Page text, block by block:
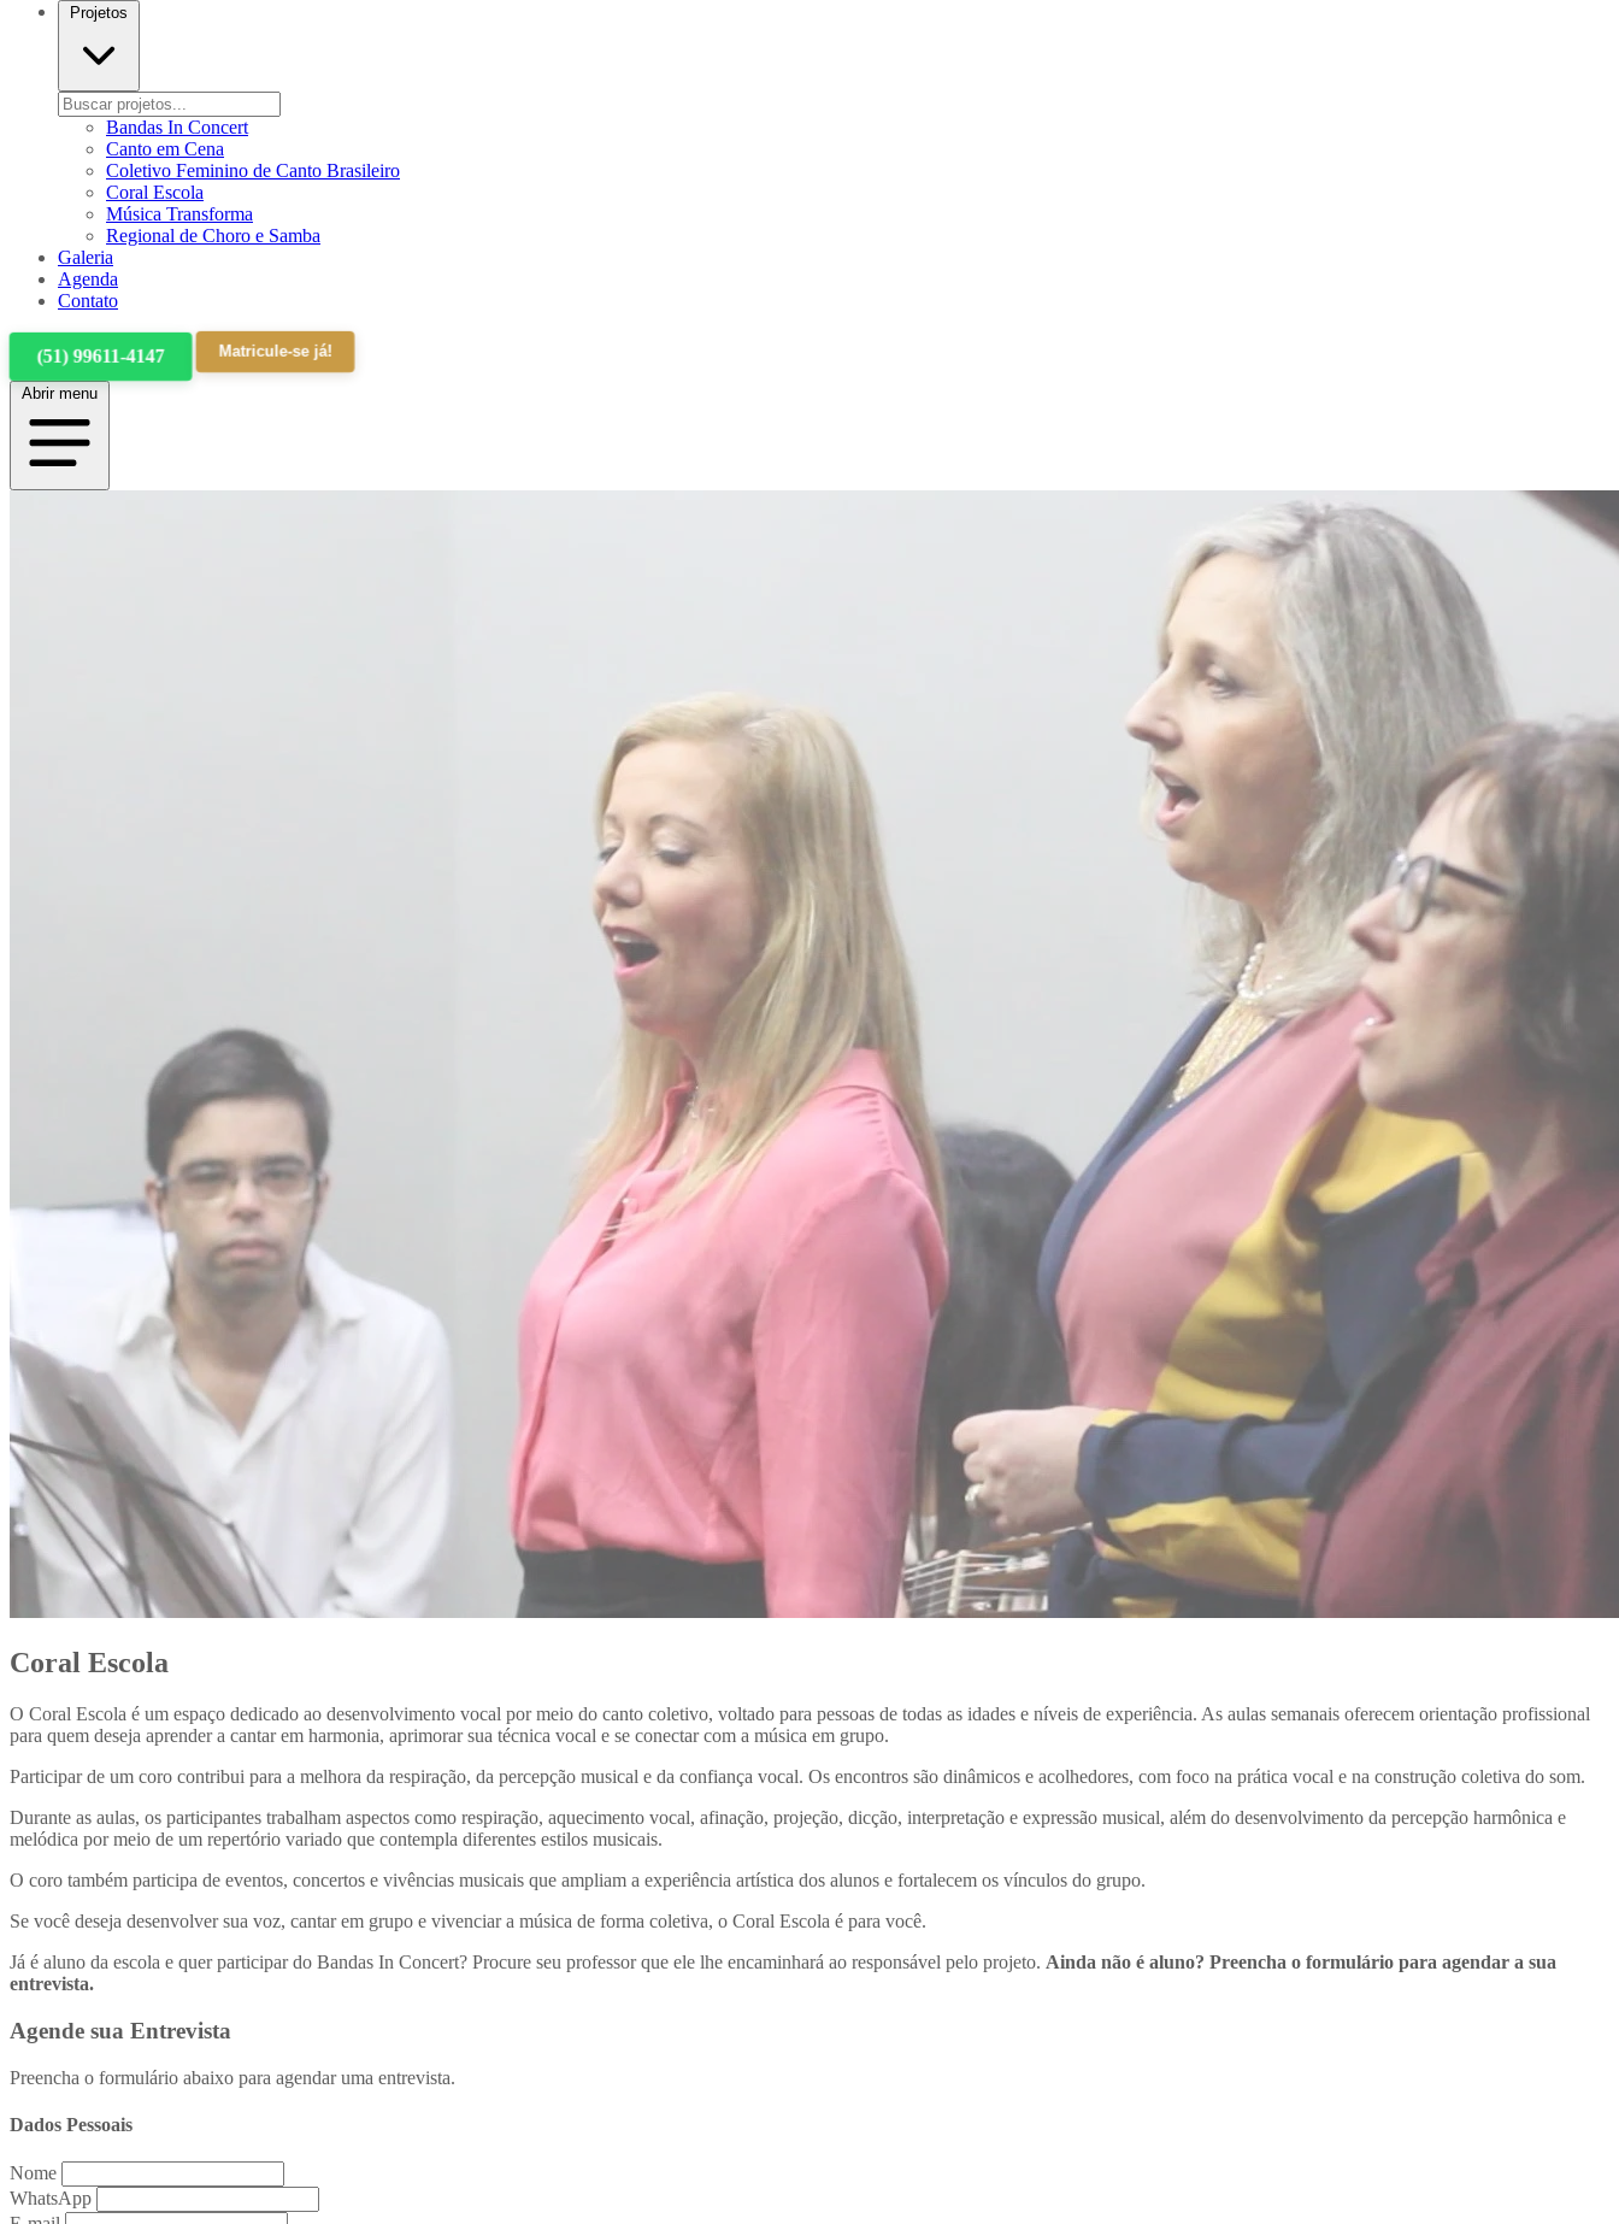
Projetos
Bandas In Concert
Canto em Cena
Coletivo Feminino de Canto Brasileiro
Coral Escola
Música Transforma
Regional de Choro e Samba
Galeria
Agenda
Contato
(51) 99611-4147 Matricule-se já!
Abrir menu
Coral Escola
O Coral Escola é um espaço dedicado ao desenvolvimento vocal por meio do canto coletivo, voltado para pessoas de todas as idades e níveis de experiência. As aulas semanais oferecem orientação profissional
para quem deseja aprender a cantar em harmonia, aprimorar sua técnica vocal e se conectar com a música em grupo.
Participar de um coro contribui para a melhora da respiração, da percepção musical e da confiança vocal. Os encontros são dinâmicos e acolhedores, com foco na prática vocal e na construção coletiva do som.
Durante as aulas, os participantes trabalham aspectos como respiração, aquecimento vocal, afinação, projeção, dicção, interpretação e expressão musical, além do desenvolvimento da percepção harmônica e
melódica por meio de um repertório variado que contempla diferentes estilos musicais.
O coro também participa de eventos, concertos e vivências musicais que ampliam a experiência artística dos alunos e fortalecem os vínculos do grupo.
Se você deseja desenvolver sua voz, cantar em grupo e vivenciar a música de forma coletiva, o Coral Escola é para você.
Já é aluno da escola e quer participar do Bandas In Concert? Procure seu professor que ele lhe encaminhará ao responsável pelo projeto. Ainda não é aluno? Preencha o formulário para agendar a sua
entrevista.
Agende sua Entrevista
Preencha o formulário abaixo para agendar uma entrevista.
Dados Pessoais
Nome
WhatsApp